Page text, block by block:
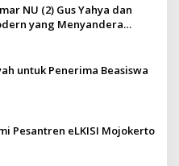
NU (2) Gus Yahya dan
yang Menyandera
untuk Penerima Beasiswa
Pesantren eLKISI Mojokerto